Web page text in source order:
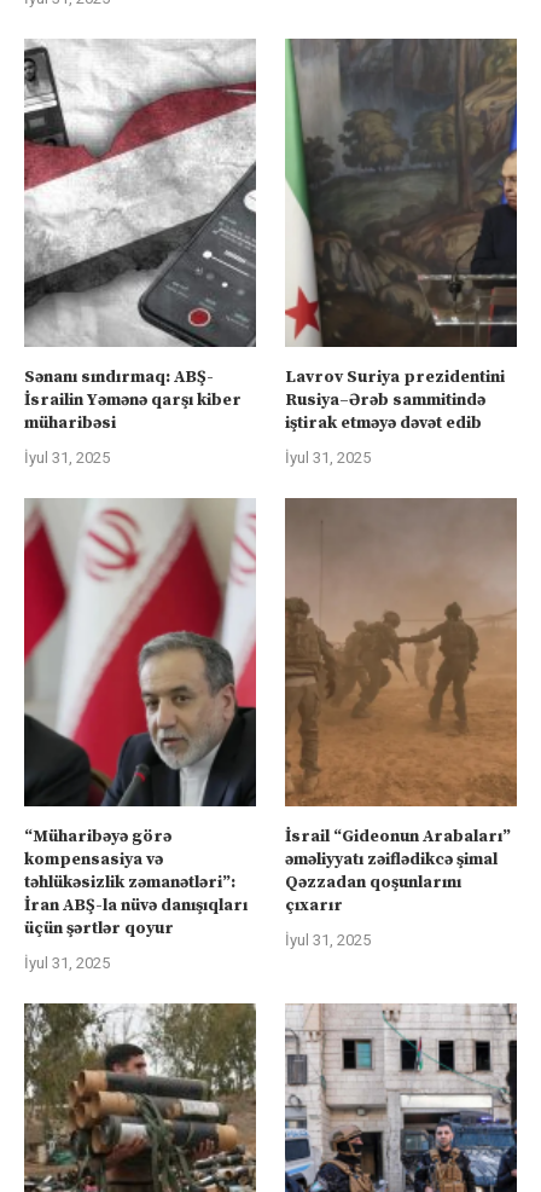
Sənanı sındırmaq: ABŞ-
İsrailin Yəmənə qarşı kiber
müharibəsi
İyul 31, 2025
Lavrov Suriya prezidentini
Rusiya–Ərəb sammitində
iştirak etməyə dəvət edib
İyul 31, 2025
“Müharibəyə görə
kompensasiya və
təhlükəsizlik zəmanətləri”:
İran ABŞ-la nüvə danışıqları
üçün şərtlər qoyur
İyul 31, 2025
İsrail “Gideonun Arabaları”
əməliyyatı zəiflədikcə şimal
Qəzzadan qoşunlarını
çıxarır
İyul 31, 2025